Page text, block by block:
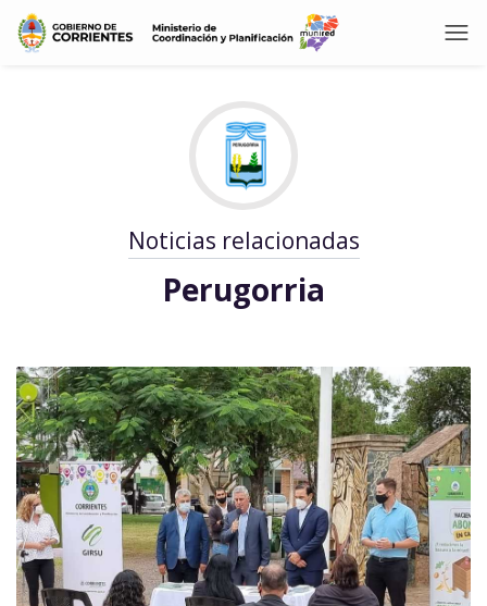
Noticias relacionadas
Perugorria